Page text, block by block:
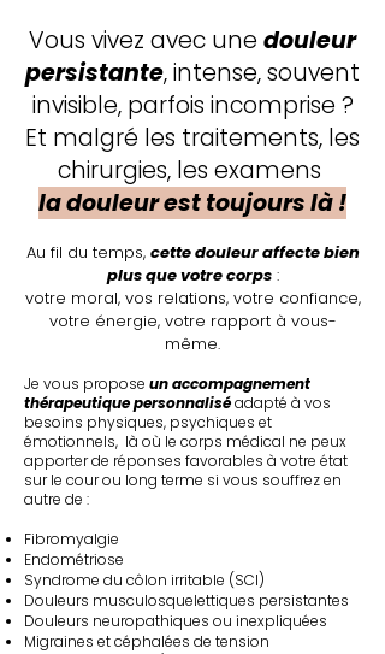
Vous vivez avec une douleur
persistante, intense, souvent
invisible, parfois incomprise ?
Et malgré les traitements, les
chirurgies, les examens
la douleur est toujours là !
Au fil du temps, cette douleur affecte bien
plus que votre corps:
votre moral, vos relations, votre confiance,
votre énergie, votre rapport à vous-
même.
Je vous propose un accompagnement
thérapeutique personnaliséadapté à vos
besoins physiques, psychiques et
émotionnels, là où le corps médical ne peux
apporter de réponses favorables à votre état
sur le cour ou long terme si vous souffrez en
autre de :
Fibromyalgie
Endométriose
Syndrome du côlon irritable (SCI)
Douleurs musculosquelettiques persistantes
Douleurs neuropathiques ou inexpliquées
Migraines et céphalées de tension